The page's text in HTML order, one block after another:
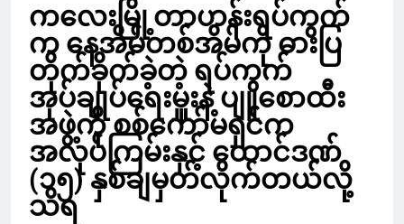
ကလေးမြို့တာဟန်းရပ်ကွက်
က နေအိမ်တစ်အိမ်ကို ဓားပြ
တိုက်ခိုက်ခဲ့တဲ့ ရပ်ကွက်
အုပ်ချုပ်ရေးမှူးနဲ့ ပျူစောထီး
အဖွဲ့ကို စစ်ကော်မရှင်က
အလုပ်ကြမ်းနှင့် ထောင်ဒဏ်
(၁၅) နှစ်ချမှတ်လိုက်တယ်လို့
သိရ